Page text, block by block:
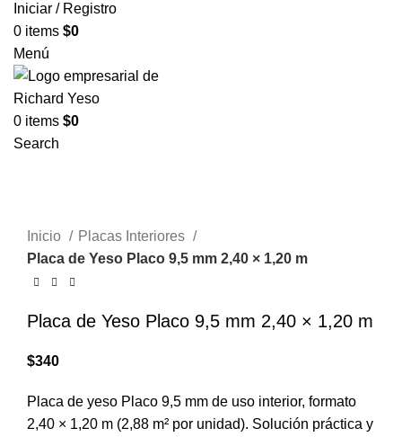
Iniciar / Registro
0 items $0
Menú
0 items $0
Search
Inicio
Placas Interiores
Placa de Yeso Placo 9,5 mm 2,40 × 1,20 m
Placa de Yeso Placo 9,5 mm 2,40 × 1,20 m
$340
Placa de yeso Placo 9,5 mm de uso interior, formato
2,40 × 1,20 m (2,88 m² por unidad). Solución práctica y